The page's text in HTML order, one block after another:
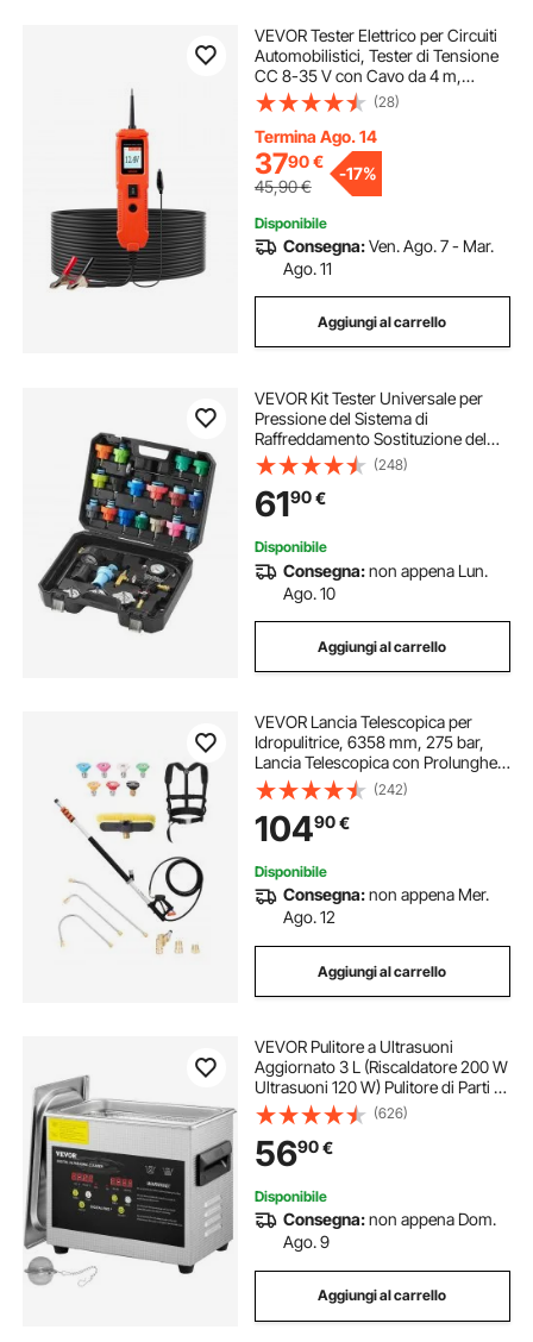
VEVOR Tester Elettrico per Circuiti
Automobilistici, Tester di Tensione
CC 8-35 V con Cavo da 4 m,
Schermo TFT Illuminazione, Test di
Continuità, Diodo, Resistenza, per
Veicoli da Officina
(28)
Termina Ago. 14
3790€
45,90€
-17%
Disponibile
Consegna:Ven. Ago. 7 - Mar.
Ago. 11
Aggiungi al carrello
VEVOR Kit Tester Universale per
Pressione del Sistema di
Raffreddamento Sostituzione del
Radiatore, Kit Adattatori per Pompa
a Mano Kit Tester per Pressione con
Valigetta Portatile Auto Moto
Camion
(248)
6190€
Disponibile
Consegna:non appena Lun.
Ago. 10
Aggiungi al carrello
VEVOR Lancia Telescopica per
Idropulitrice, 6358 mm, 275 bar,
Lancia Telescopica con Prolunghe,
Pulitore per Grondaie, Testina
Spazzola, 7 Ugelli Spruzzo,
Adattatore, Cintura, Giunto Girevole
(242)
10490€
Disponibile
Consegna:non appena Mer.
Ago. 12
Aggiungi al carrello
VEVOR Pulitore a Ultrasuoni
Aggiornato 3 L (Riscaldatore 200 W
Ultrasuoni 120 W) Pulitore di Parti a
Ultrasuoni da Laboratorio Digitale
con Riscaldamento per Pulizia di
Parti di Occhiali Gioielli
(626)
5690€
Disponibile
Consegna:non appena Dom.
Ago. 9
Aggiungi al carrello